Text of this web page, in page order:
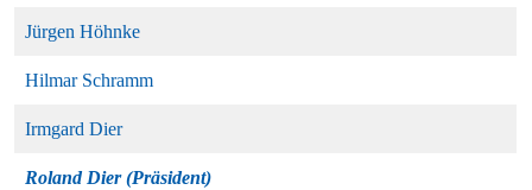
Jürgen Höhnke
Hilmar Schramm
Irmgard Dier
Roland Dier (Präsident)